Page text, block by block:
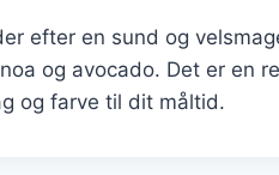
efter en sund og
og avocado. Det er en
og farve til dit måltid.